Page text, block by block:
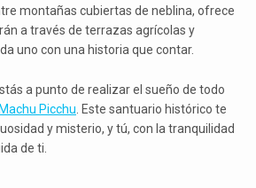
montañas cubiertas de neblina, ofrece
a través de terrazas agrícolas y
uno con una historia que contar.
a punto de realizar el sueño de todo
Picchu . Este santuario histórico te
y misterio, y tú, con la tranquilidad
de ti.